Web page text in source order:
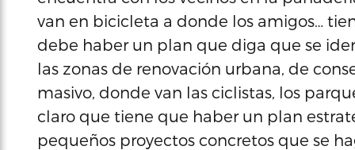
van en bicicleta a donde los amigos…
debe haber un plan que diga que se
las zonas de renovación urbana, de
masivo, donde van las ciclistas, los
claro que tiene que haber un plan
pequeños proyectos concretos que se